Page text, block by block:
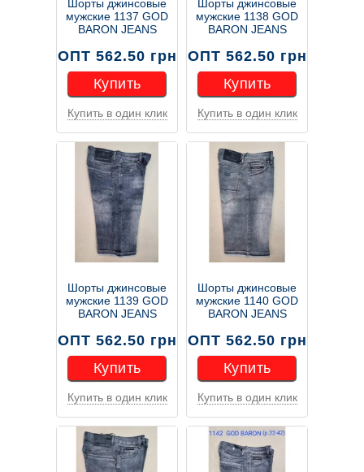
Шорты джинсовые
мужские 1137 GOD
BARON JEANS
ОПТ 562.50 грн
Купить
Купить
Купить в один клик
Шорты джинсовые
мужские 1138 GOD
BARON JEANS
ОПТ 562.50 грн
Купить
Купить
Купить в один клик
Шорты джинсовые
мужские 1139 GOD
BARON JEANS
ОПТ 562.50 грн
Купить
Купить
Купить в один клик
Шорты джинсовые
мужские 1140 GOD
BARON JEANS
ОПТ 562.50 грн
Купить
Купить
Купить в один клик